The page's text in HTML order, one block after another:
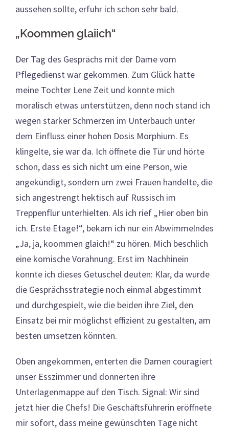
aussehen sollte, erfuhr ich schon sehr bald.
„Koommen glaiich“
Der Tag des Gesprächs mit der Dame vom
Pflegedienst war gekommen. Zum Glück hatte
meine Tochter Lene Zeit und konnte mich
moralisch etwas unterstützen, denn noch stand ich
wegen starker Schmerzen im Unterbauch unter
dem Einfluss einer hohen Dosis Morphium. Es
klingelte, sie war da. Ich öffnete die Tür und hörte
schon, dass es sich nicht um eine Person, wie
angekündigt, sondern um zwei Frauen handelte, die
sich angestrengt hektisch auf Russisch im
Treppenflur unterhielten. Als ich rief „Hier oben bin
ich. Erste Etage!“, bekam ich nur ein Abwimmelndes
„Ja, ja, koommen glaich!“ zu hören. Mich beschlich
eine komische Vorahnung. Erst im Nachhinein
konnte ich dieses Getuschel deuten: Klar, da wurde
die Gesprächsstrategie noch einmal abgestimmt
und durchgespielt, wie die beiden ihre Ziel, den
Einsatz bei mir möglichst effizient zu gestalten, am
besten umsetzen könnten.
Oben angekommen, enterten die Damen couragiert
unser Esszimmer und donnerten ihre
Unterlagenmappe auf den Tisch. Signal: Wir sind
jetzt hier die Chefs! Die Geschäftsführerin eröffnete
mir sofort, dass meine gewünschten Tage nicht